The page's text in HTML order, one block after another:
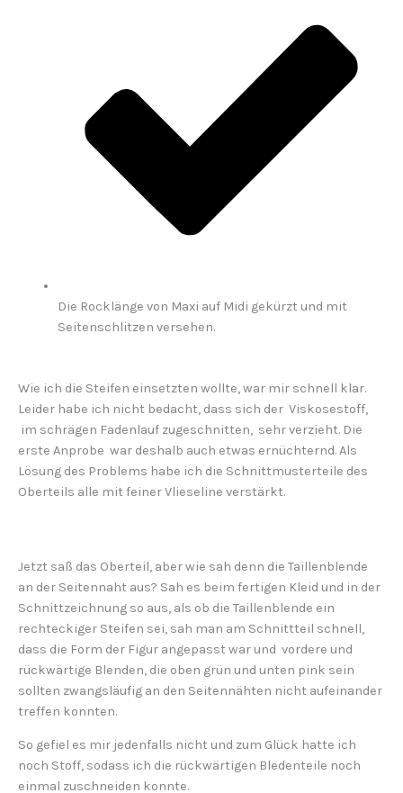
Die Rocklänge von Maxi auf Midi gekürzt und mit
Seitenschlitzen versehen.
Wie ich die Steifen einsetzten wollte, war mir schnell klar.
Leider habe ich nicht bedacht, dass sich der Viskosestoff,
im schrägen Fadenlauf zugeschnitten, sehr verzieht. Die
erste Anprobe war deshalb auch etwas ernüchternd. Als
Lösung des Problems habe ich die Schnittmusterteile des
Oberteils alle mit feiner Vlieseline verstärkt.
Jetzt saß das Oberteil, aber wie sah denn die Taillenblende
an der Seitennaht aus? Sah es beim fertigen Kleid und in der
Schnittzeichnung so aus, als ob die Taillenblende ein
rechteckiger Steifen sei, sah man am Schnittteil schnell,
dass die Form der Figur angepasst war und vordere und
rückwärtige Blenden, die oben grün und unten pink sein
sollten zwangsläufig an den Seitennähten nicht aufeinander
treffen konnten.
So gefiel es mir jedenfalls nicht und zum Glück hatte ich
noch Stoff, sodass ich die rückwärtigen Bledenteile noch
einmal zuschneiden konnte.